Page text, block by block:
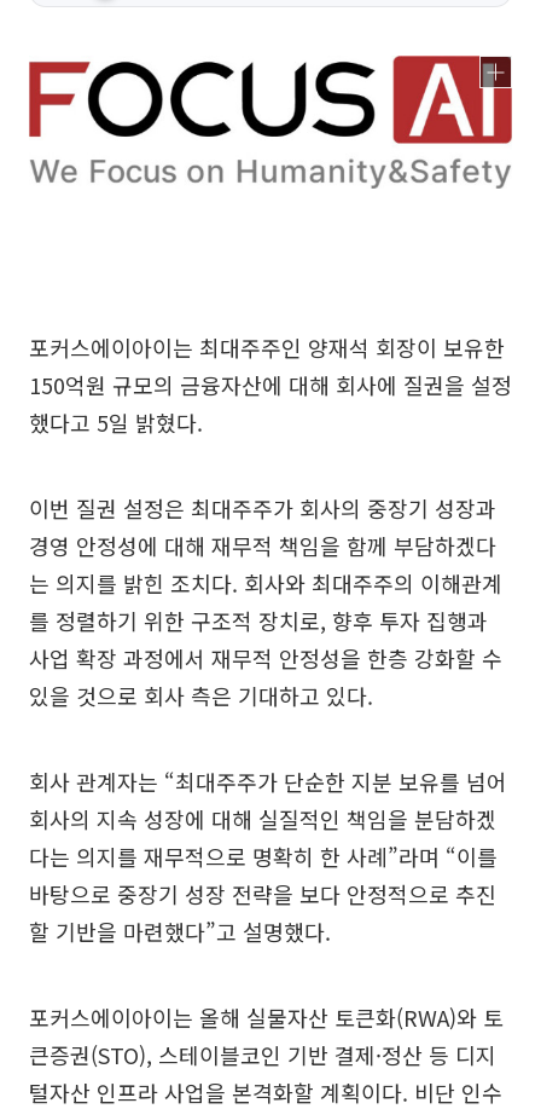
포커스에이아이는 최대주주인 양재석 회장이 보유한
150억원 규모의 금융자산에 대해 회사에 질권을 설정
했다고 5일 밝혔다.
이번 질권 설정은 최대주주가 회사의 중장기 성장과
경영 안정성에 대해 재무적 책임을 함께 부담하겠다
는 의지를 밝힌 조치다. 회사와 최대주주의 이해관계
를 정렬하기 위한 구조적 장치로, 향후 투자 집행과
사업 확장 과정에서 재무적 안정성을 한층 강화할 수
있을 것으로 회사 측은 기대하고 있다.
회사 관계자는 “최대주주가 단순한 지분 보유를 넘어
회사의 지속 성장에 대해 실질적인 책임을 분담하겠
다는 의지를 재무적으로 명확히 한 사례”라며 “이를
바탕으로 중장기 성장 전략을 보다 안정적으로 추진
할 기반을 마련했다”고 설명했다.
포커스에이아이는 올해 실물자산 토큰화(RWA)와 토
큰증권(STO), 스테이블코인 기반 결제·정산 등 디지
털자산 인프라 사업을 본격화할 계획이다. 비단 인수